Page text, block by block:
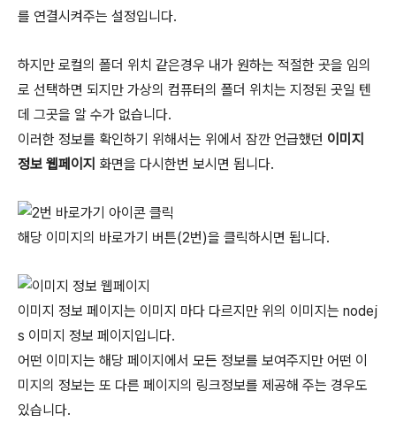
를 연결시켜주는 설정입니다.
하지만 로컬의 폴더 위치 같은경우 내가 원하는 적절한 곳을 임의
로 선택하면 되지만 가상의 컴퓨터의 폴더 위치는 지정된 곳일 텐
데 그곳을 알 수가 없습니다.
이러한 정보를 확인하기 위해서는 위에서 잠깐 언급했던 이미지
정보 웹페이지 화면을 다시한번 보시면 됩니다.
해당 이미지의 바로가기 버튼(2번)을 클릭하시면 됩니다.
이미지 정보 페이지는 이미지 마다 다르지만 위의 이미지는 nodej
s 이미지 정보 페이지입니다.
어떤 이미지는 해당 페이지에서 모든 정보를 보여주지만 어떤 이
미지의 정보는 또 다른 페이지의 링크정보를 제공해 주는 경우도
있습니다.